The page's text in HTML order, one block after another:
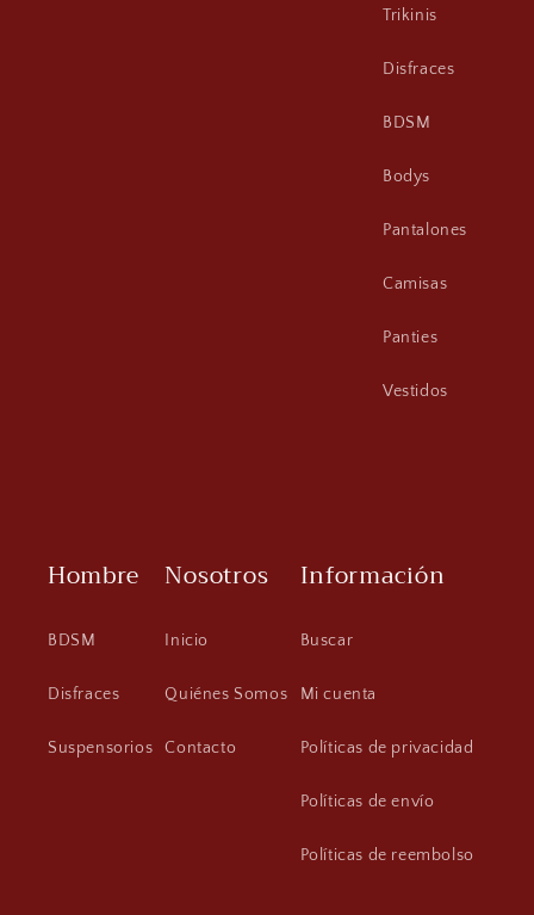
Trikinis
Disfraces
BDSM
Bodys
Pantalones
Camisas
Panties
Vestidos
Hombre
BDSM
Disfraces
Suspensorios
Nosotros
Inicio
Quiénes Somos
Contacto
Información
Buscar
Mi cuenta
Políticas de privacidad
Políticas de envío
Políticas de reembolso